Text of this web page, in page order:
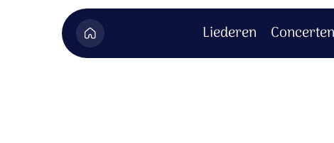
Liederen Concerten